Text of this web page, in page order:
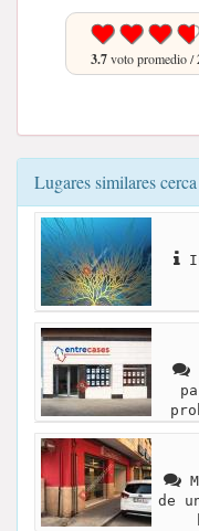
3.7voto promedio /
Lugares similares cerca
de